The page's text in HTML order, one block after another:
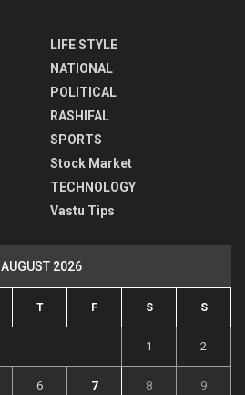
LIFE STYLE
NATIONAL
POLITICAL
RASHIFAL
SPORTS
Stock Market
TECHNOLOGY
Vastu Tips
AUGUST 2026
T F S S
1 2
6 7 8 9